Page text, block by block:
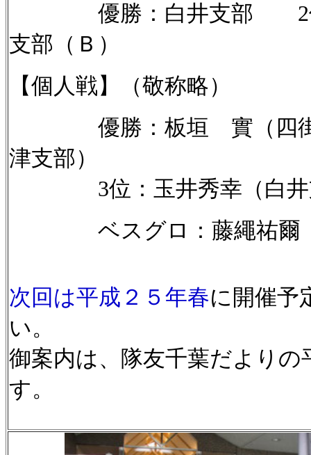
優勝：白井支部 2位
支部（Ｂ）
【個人戦】（敬称略）
優勝：板垣 實（四街
津支部）
3位：玉井秀幸（白井
ベスグロ：藤繩祐爾（
次回は平成２５年春に開催予
い。
御案内は、隊友千葉だよりの
す。